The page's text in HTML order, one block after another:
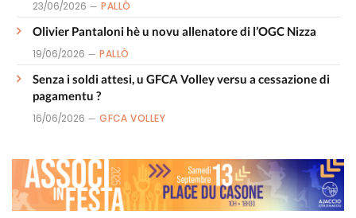
23/06/2026 PALLÒ
Olivier Pantaloni hè u novu allenatore di l’OGC Nizza
19/06/2026 PALLÒ
Senza i soldi attesi, u GFCA Volley versu a cessazione di
pagamentu ?
16/06/2026 GFCA VOLLEY